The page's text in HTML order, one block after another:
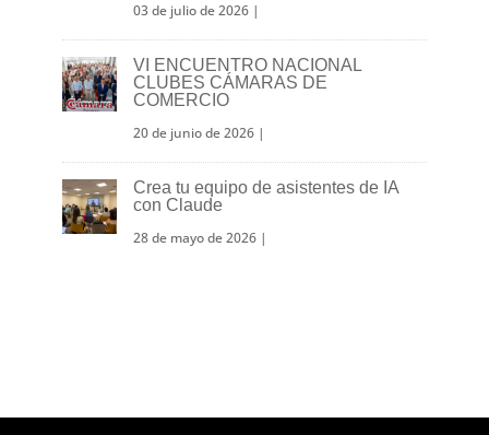
03 de julio de 2026|
VI ENCUENTRO NACIONAL
CLUBES CÁMARAS DE
COMERCIO
20 de junio de 2026|
Crea tu equipo de asistentes de IA
con Claude
28 de mayo de 2026|